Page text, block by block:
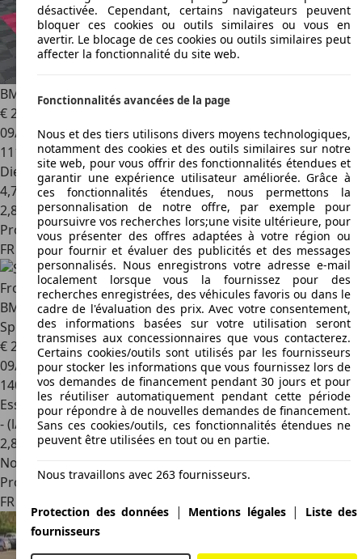
BMW 520520d xDrive 190 ch BVA8 Luxury
€ 21 990
09/2018
111 000 km
Diesel
4,7 l/100 km (mixte)
2,8
Professionnel
FR 14130Pont-l'évêque
BMW 550SERIE TOURING F11 550i 407ch M INDIVIDUAL
Sport Frozen Blue CARPLAY
€ 20 490
09/2012
140 500 km
Essence
- (l/100 km)
2,8
Nouveau
Professionnel
FR 73190
désactivée. Cependant, certains navigateurs peuvent
bloquer ces cookies ou outils similaires ou vous en
avertir. Le blocage de ces cookies ou outils similaires peut
affecter la fonctionnalité du site web.
Fonctionnalités avancées de la page
Nous et des tiers utilisons divers moyens technologiques,
notamment des cookies et des outils similaires sur notre
site web, pour vous offrir des fonctionnalités étendues et
garantir une expérience utilisateur améliorée. Grâce à
ces fonctionnalités étendues, nous permettons la
personnalisation de notre offre, par exemple pour
poursuivre vos recherches lors;une visite ultérieure, pour
vous présenter des offres adaptées à votre région ou
pour fournir et évaluer des publicités et des messages
personnalisés. Nous enregistrons votre adresse e-mail
localement lorsque vous la fournissez pour des
recherches enregistrées, des véhicules favoris ou dans le
cadre de l'évaluation des prix. Avec votre consentement,
des informations basées sur votre utilisation seront
transmises aux concessionnaires que vous contacterez.
Certains cookies/outils sont utilisés par les fournisseurs
pour stocker les informations que vous fournissez lors de
vos demandes de financement pendant 30 jours et pour
les réutiliser automatiquement pendant cette période
pour répondre à de nouvelles demandes de financement.
Sans ces cookies/outils, ces fonctionnalités étendues ne
peuvent être utilisées en tout ou en partie.
Nous travaillons avec 263 fournisseurs.
Protection des données | Mentions légales|
Liste des
fournisseurs